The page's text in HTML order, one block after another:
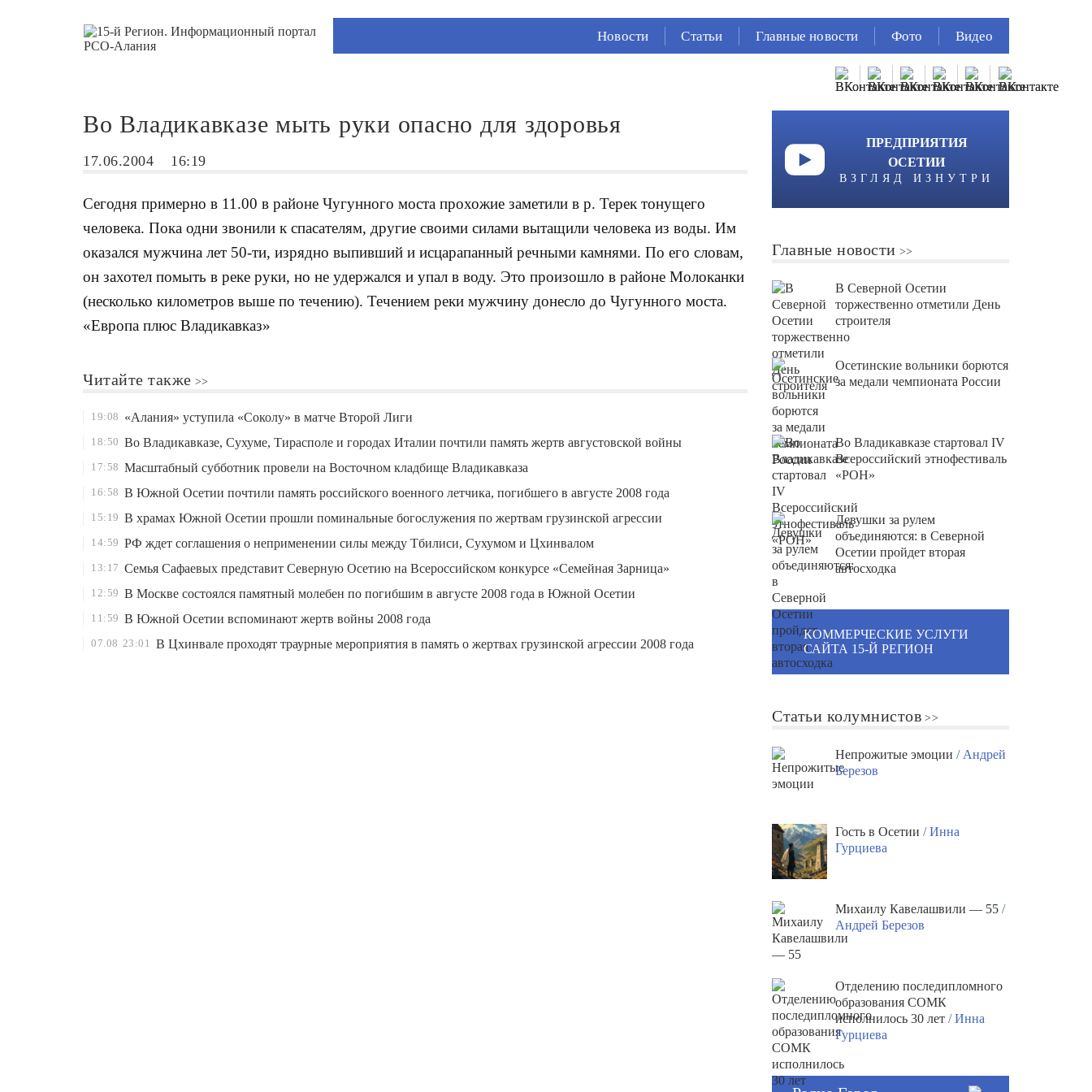
ВЛАДИКАВКАЗЕ
1.58 м/с
Новости Статьи Главные новости Фото Видео
Во Владикавказе мыть руки опасно для здоровья
17.06.2004 16:19
Сегодня примерно в 11.00 в районе Чугунного моста прохожие заметили в р. Терек тонущего
человека. Пока одни звонили к спасателям, другие своими силами вытащили человека из воды. Им
оказался мужчина лет 50-ти, изрядно выпивший и исцарапанный речными камнями. По его словам,
он захотел помыть в реке руки, но не удержался и упал в воду. Это произошло в районе Молоканки
(несколько километров выше по течению). Течением реки мужчину донесло до Чугунного моста.
«Европа плюс Владикавказ»
Читайте также
19:08 «Алания» уступила «Соколу» в матче Второй Лиги
18:50 Во Владикавказе, Сухуме, Тирасполе и городах Италии почтили память жертв августовской войны
17:58 Масштабный субботник провели на Восточном кладбище Владикавказа
16:58 В Южной Осетии почтили память российского военного летчика, погибшего в августе 2008 года
15:19 В храмах Южной Осетии прошли поминальные богослужения по жертвам грузинской агрессии
14:59 РФ ждет соглашения о неприменении силы между Тбилиси, Сухумом и Цхинвалом
13:17 Семья Сафаевых представит Северную Осетию на Всероссийском конкурсе «Семейная Зарница»
12:59 В Москве состоялся памятный молебен по погибшим в августе 2008 года в Южной Осетии
11:59 В Южной Осетии вспоминают жертв войны 2008 года
07.08 23:01 В Цхинвале проходят траурные мероприятия в память о жертвах грузинской агрессии 2008 года
ПРЕДПРИЯТИЯ
ОСЕТИИ
ВЗГЛЯД ИЗНУТРИ
Главные новости
В Северной Осетии
торжественно отметили День
строителя
Осетинские вольники борются
за медали чемпионата России
Во Владикавказе стартовал IV
Всероссийский этнофестиваль
«РОН»
Девушки за рулем
объединяются: в Северной
Осетии пройдет вторая
автосходка
КОММЕРЧЕСКИЕ УСЛУГИ
САЙТА 15-Й РЕГИОН
Статьи колумнистов
Непрожитые эмоции/ Андрей
Березов
Гость в Осетии/ Инна
Гурциева
Михаилу Кавелашвили — 55/
Андрей Березов
Отделению последипломного
образования СОМК
исполнилось 30 лет/ Инна
Гурциева